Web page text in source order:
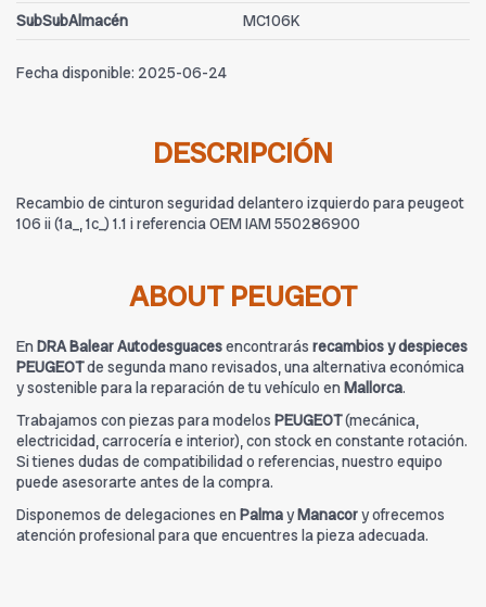
SubSubAlmacén
MC106K
Fecha disponible: 2025-06-24
DESCRIPCIÓN
Recambio de cinturon seguridad delantero izquierdo para peugeot
106 ii (1a_, 1c_) 1.1 i referencia OEM IAM 550286900
ABOUT PEUGEOT
En DRA Balear Autodesguacesencontrarás recambios y despieces
PEUGEOTde segunda mano revisados, una alternativa económica
y sostenible para la reparación de tu vehículo en Mallorca.
Trabajamos con piezas para modelos PEUGEOT(mecánica,
electricidad, carrocería e interior), con stock en constante rotación.
Si tienes dudas de compatibilidad o referencias, nuestro equipo
puede asesorarte antes de la compra.
Disponemos de delegaciones en PalmayManacory ofrecemos
atención profesional para que encuentres la pieza adecuada.